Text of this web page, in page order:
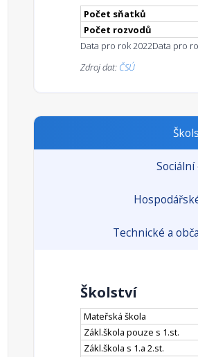
Počet sňatků
Počet rozvodů
Data pro rok 2022Data pro
Zdroj dat: ČSÚ
Technické a
Školství
Mateřská škola
Zákl.škola pouze s 1.st.
Zákl.škola s 1.a 2.st.